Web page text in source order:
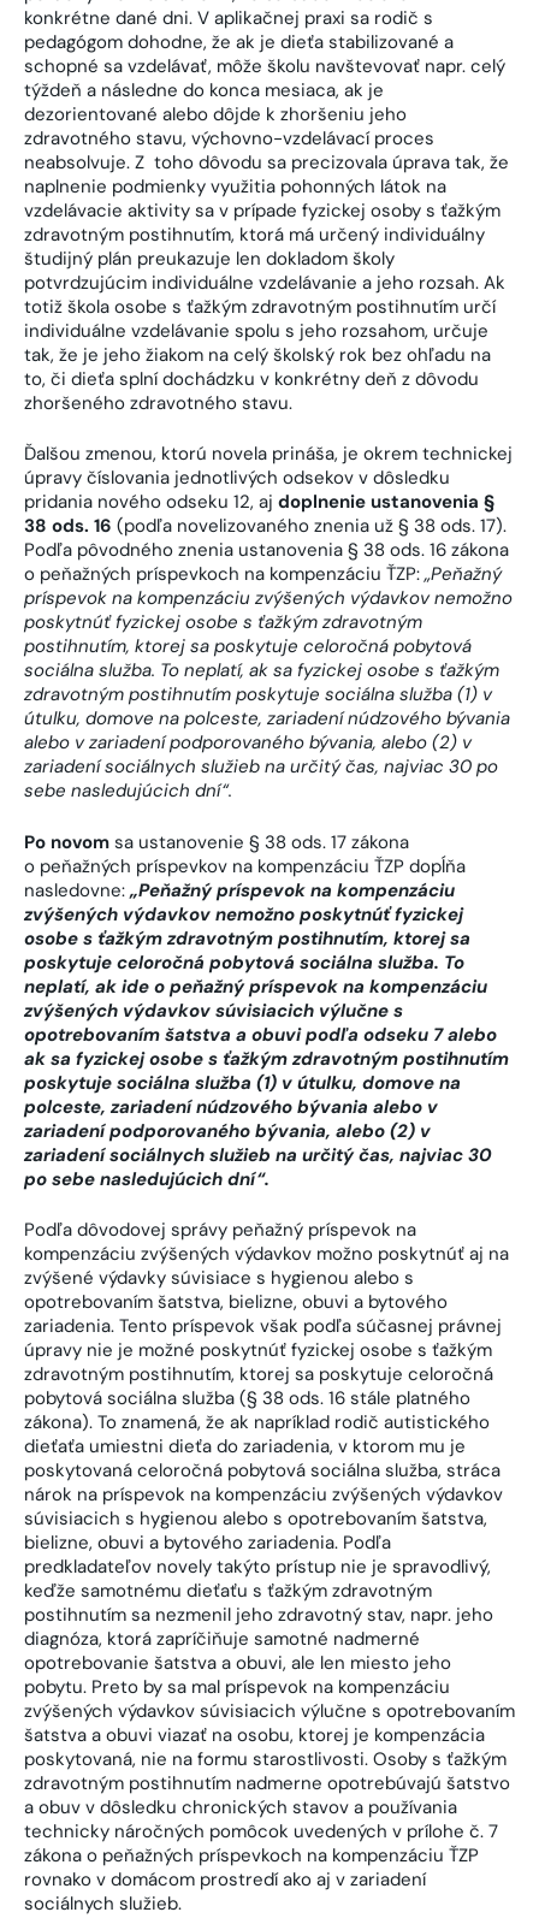
konkrétne dané dni. V aplikačnej praxi sa rodič s
pedagógom dohodne, že ak je dieťa stabilizované a
schopné sa vzdelávať, môže školu navštevovať napr. celý
týždeň a následne do konca mesiaca, ak je
dezorientované alebo dôjde k zhoršeniu jeho
zdravotného stavu, výchovno-vzdelávací proces
neabsolvuje. Z toho dôvodu sa precizovala úprava tak, že
naplnenie podmienky využitia pohonných látok na
vzdelávacie aktivity sa v prípade fyzickej osoby s ťažkým
zdravotným postihnutím, ktorá má určený individuálny
študijný plán preukazuje len dokladom školy
potvrdzujúcim individuálne vzdelávanie a jeho rozsah. Ak
totiž škola osobe s ťažkým zdravotným postihnutím určí
individuálne vzdelávanie spolu s jeho rozsahom, určuje
tak, že je jeho žiakom na celý školský rok bez ohľadu na
to, či dieťa splní dochádzku v konkrétny deň z dôvodu
zhoršeného zdravotného stavu.
Ďalšou zmenou, ktorú novela prináša, je okrem technickej
úpravy číslovania jednotlivých odsekov v dôsledku
pridania nového odseku 12, aj doplnenie ustanovenia §
38 ods. 16 (podľa novelizovaného znenia už § 38 ods. 17).
Podľa pôvodného znenia ustanovenia § 38 ods. 16 zákona
o peňažných príspevkoch na kompenzáciu ŤZP:„Peňažný
príspevok na kompenzáciu zvýšených výdavkov nemožno
poskytnúť fyzickej osobe s ťažkým zdravotným
postihnutím, ktorej sa poskytuje celoročná pobytová
sociálna služba. To neplatí, ak sa fyzickej osobe s ťažkým
zdravotným postihnutím poskytuje sociálna služba (1) v
útulku, domove na polceste, zariadení núdzového bývania
alebo v zariadení podporovaného bývania, alebo (2) v
zariadení sociálnych služieb na určitý čas, najviac 30 po
sebe nasledujúcich dní“.
Po novom sa ustanovenie § 38 ods. 17 zákona
o peňažných príspevkov na kompenzáciu ŤZP dopĺňa
nasledovne: „Peňažný príspevok na kompenzáciu
zvýšených výdavkov nemožno poskytnúť fyzickej
osobe s ťažkým zdravotným postihnutím, ktorej sa
poskytuje celoročná pobytová sociálna služba. To
neplatí, ak ide o peňažný príspevok na kompenzáciu
zvýšených výdavkov súvisiacich výlučne s
opotrebovaním šatstva a obuvi podľa odseku 7 alebo
ak sa fyzickej osobe s ťažkým zdravotným postihnutím
poskytuje sociálna služba (1) v útulku, domove na
polceste, zariadení núdzového bývania alebo v
zariadení podporovaného bývania, alebo (2) v
zariadení sociálnych služieb na určitý čas, najviac 30
po sebe nasledujúcich dní“.
Podľa dôvodovej správy peňažný príspevok na
kompenzáciu zvýšených výdavkov možno poskytnúť aj na
zvýšené výdavky súvisiace s hygienou alebo s
opotrebovaním šatstva, bielizne, obuvi a bytového
zariadenia. Tento príspevok však podľa súčasnej právnej
úpravy nie je možné poskytnúť fyzickej osobe s ťažkým
zdravotným postihnutím, ktorej sa poskytuje celoročná
pobytová sociálna služba (§ 38 ods. 16 stále platného
zákona). To znamená, že ak napríklad rodič autistického
dieťaťa umiestni dieťa do zariadenia, v ktorom mu je
poskytovaná celoročná pobytová sociálna služba, stráca
nárok na príspevok na kompenzáciu zvýšených výdavkov
súvisiacich s hygienou alebo s opotrebovaním šatstva,
bielizne, obuvi a bytového zariadenia. Podľa
predkladateľov novely takýto prístup nie je spravodlivý,
keďže samotnému dieťaťu s ťažkým zdravotným
postihnutím sa nezmenil jeho zdravotný stav, napr. jeho
diagnóza, ktorá zapríčiňuje samotné nadmerné
opotrebovanie šatstva a obuvi, ale len miesto jeho
pobytu. Preto by sa mal príspevok na kompenzáciu
zvýšených výdavkov súvisiacich výlučne s opotrebovaním
šatstva a obuvi viazať na osobu, ktorej je kompenzácia
poskytovaná, nie na formu starostlivosti. Osoby s ťažkým
zdravotným postihnutím nadmerne opotrebúvajú šatstvo
a obuv v dôsledku chronických stavov a používania
technicky náročných pomôcok uvedených v prílohe č. 7
zákona o peňažných príspevkoch na kompenzáciu ŤZP
rovnako v domácom prostredí ako aj v zariadení
sociálnych služieb.